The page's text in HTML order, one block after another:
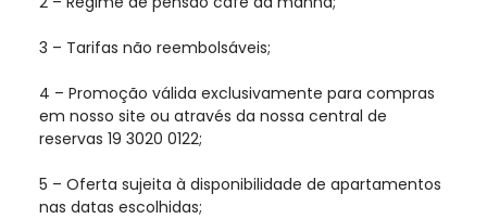
3 – Tarifas não reembolsáveis;
4 – Promoção válida exclusivamente para compras
em nosso site ou através da nossa central de
reservas 19 3020 0122;
5 – Oferta sujeita à disponibilidade de apartamentos
nas datas escolhidas;